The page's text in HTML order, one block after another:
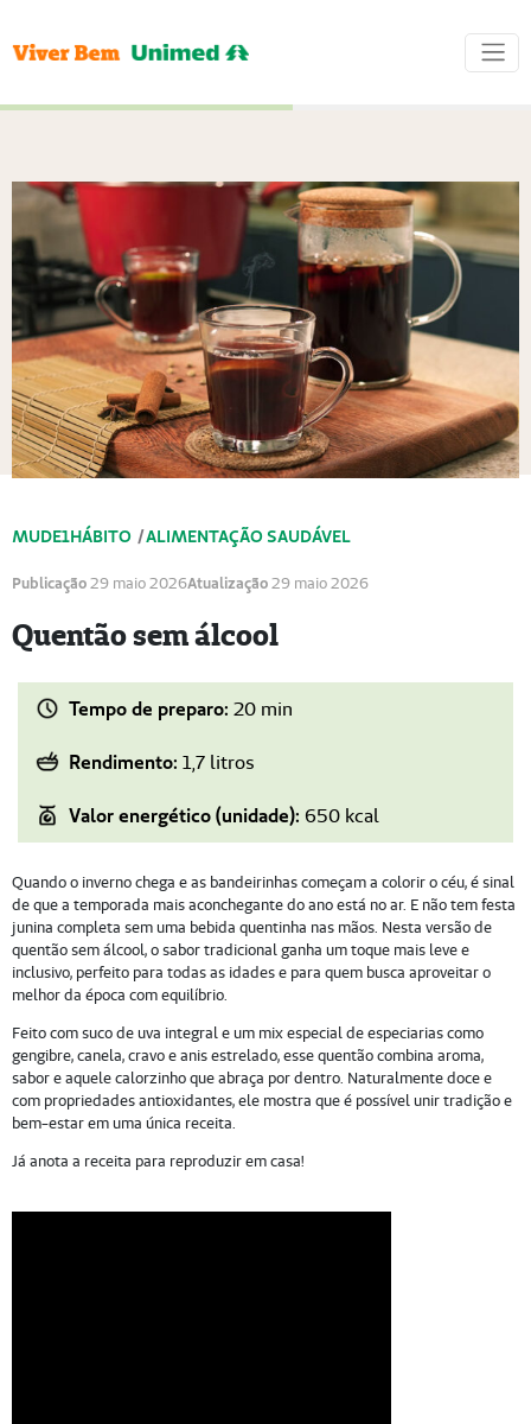
MUDE1HÁBITO /ALIMENTAÇÃO SAUDÁVEL
Publicação29 maio 2026Atualização29 maio 2026
Quentão sem álcool
Tempo de preparo: 20 min
Rendimento: 1,7 litros
Valor energético (unidade): 650 kcal
Quando o inverno chega e as bandeirinhas começam a colorir o céu, é sinal
de que a temporada mais aconchegante do ano está no ar. E não tem festa
junina completa sem uma bebida quentinha nas mãos. Nesta versão de
quentão sem álcool, o sabor tradicional ganha um toque mais leve e
inclusivo, perfeito para todas as idades e para quem busca aproveitar o
melhor da época com equilíbrio.
Feito com suco de uva integral e um mix especial de especiarias como
gengibre, canela, cravo e anis estrelado, esse quentão combina aroma,
sabor e aquele calorzinho que abraça por dentro. Naturalmente doce e
com propriedades antioxidantes, ele mostra que é possível unir tradição e
bem-estar em uma única receita.
Já anota a receita para reproduzir em casa!